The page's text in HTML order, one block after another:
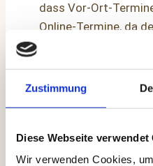
Zustimmung
Diese Webseite verwendet
Wir verwenden Cookies,
dass Vor-Ort-
Online-Termine, da
modernen
Warum Ist Ein
So